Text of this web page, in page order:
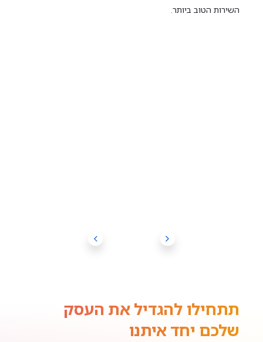
השירות הטוב ביותר.
תתחילו להגדיל את העסק
שלכם יחד איתנו